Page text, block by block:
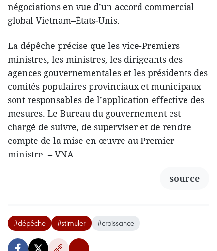
négociations en vue d’un accord commercial
global Vietnam–États-Unis.
La dépêche précise que les vice-Premiers
ministres, les ministres, les dirigeants des
agences gouvernementales et les présidents des
comités populaires provinciaux et municipaux
sont responsables de l’application effective des
mesures. Le Bureau du gouvernement est
chargé de suivre, de superviser et de rendre
compte de la mise en œuvre au Premier
ministre. – VNA
source
#dépêche #stimuler #croissance